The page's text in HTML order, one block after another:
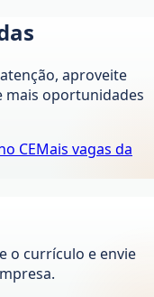
aproveite
mais oportunidades
CEMais vagas da
o currículo e envie